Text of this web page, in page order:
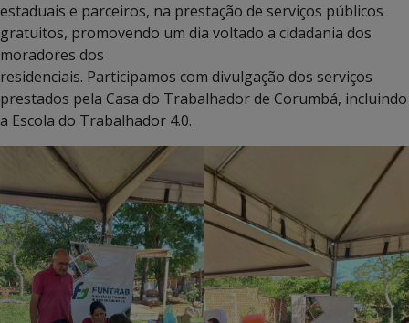
estaduais e parceiros, na prestação de serviços públicos
gratuitos, promovendo um dia voltado a cidadania dos
moradores dos
residenciais. Participamos com divulgação dos serviços
prestados pela Casa do Trabalhador de Corumbá, incluindo
a Escola do Trabalhador 4.0.